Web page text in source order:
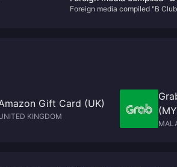
improve its reputation
Foreign media compiled "B
Gift Card (UK)
KINGDOM